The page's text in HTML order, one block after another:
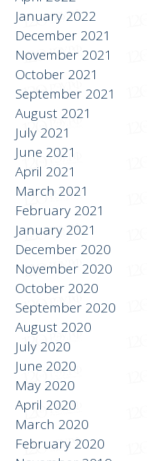
April 2022
January 2022
December 2021
November 2021
October 2021
September 2021
August 2021
July 2021
June 2021
April 2021
March 2021
February 2021
January 2021
December 2020
November 2020
October 2020
September 2020
August 2020
July 2020
June 2020
May 2020
April 2020
March 2020